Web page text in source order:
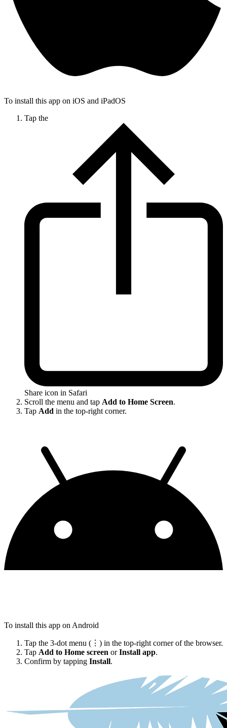
To install this app on iOS and iPadOS
Tap the
Share icon in Safari
Scroll the menu and tap Add to Home Screen.
Tap Add in the top-right corner.
To install this app on Android
Tap the 3-dot menu (⋮) in the top-right corner of the browser.
Tap Add to Home screen orInstall app.
Confirm by tapping Install.